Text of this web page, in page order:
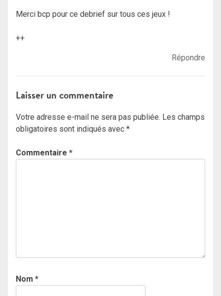
Merci bcp pour ce debrief sur tous ces jeux !
++
Répondre
Laisser un commentaire
Votre adresse e-mail ne sera pas publiée. Les champs
obligatoires sont indiqués avec *
Commentaire *
Nom *